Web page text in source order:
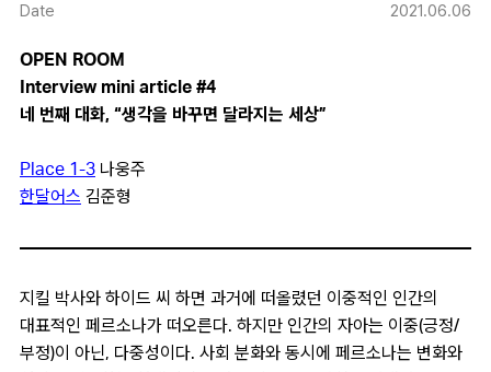
Date 2021.06.06
OPEN ROOM
Interview mini article #4
네 번째 대화, “생각을 바꾸면 달라지는 세상”
Place 1-3 나웅주
한달어스 김준형
지킬 박사와 하이드 씨 하면 과거에 떠올렸던 이중적인 인간의
대표적인 페르소나가 떠오른다. 하지만 인간의 자아는 이중(긍정/
부정)이 아닌, 다중성이다. 사회 분화와 동시에 페르소나는 변화와